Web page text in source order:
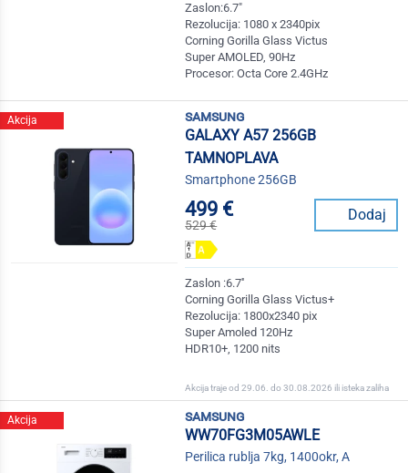
Zaslon:6.7"
Rezolucija: 1080 x 2340pix
Corning Gorilla Glass Victus
Super AMOLED, 90Hz
Procesor: Octa Core 2.4GHz
Akcija
samsung
GALAXY A57 256GB
TAMNOPLAVA
Smartphone 256GB
499 €
529 €
Dodaj
Zaslon :6.7''
Corning Gorilla Glass Victus+
Rezolucija: 1800x2340 pix
Super Amoled 120Hz
HDR10+, 1200 nits
Akcija traje od 29.06. do 30.08.2026 ili isteka zaliha
Akcija
samsung
WW70FG3M05AWLE
Perilica rublja 7kg, 1400okr, A